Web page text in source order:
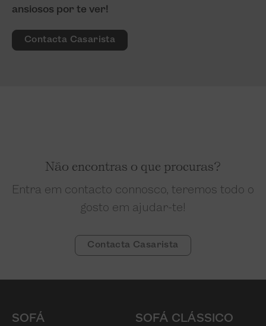
ansiosos por te ver!
Contacta Casarista
Não encontras o que procuras?
Entra em contacto connosco, teremos todo o
gosto em ajudar-te!
Contacta Casarista
SOFÁ
SOFÁ CLÁSSICO